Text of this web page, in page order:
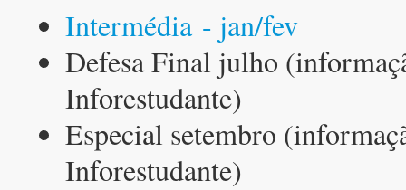
Intermédia - jan/fev
Defesa Final julho
Inforestudante)
Especial setembro
Inforestudante)